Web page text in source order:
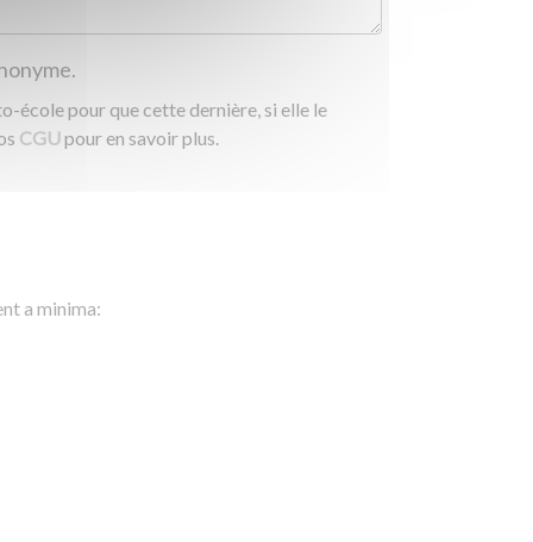
école pour que cette dernière, si elle le
CGUpour en savoir plus.
a minima: